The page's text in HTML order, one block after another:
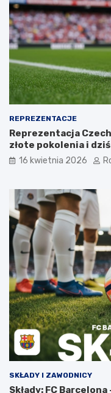
REPREZENTACJE
Reprezentacja
złote pokolenia i dziś
16 kwietnia 2026
SKŁADY I ZAWODNICY
Składy: FC